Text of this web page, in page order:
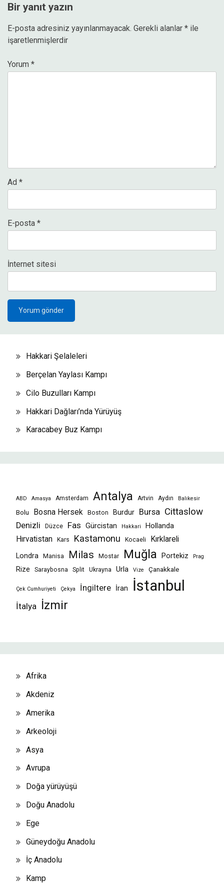
Bir yanıt yazın
E-posta adresiniz yayınlanmayacak. Gerekli alanlar * ile
işaretlenmişlerdir
Yorum *
Ad *
E-posta *
İnternet sitesi
Hakkari Şelaleleri
Berçelan Yaylası Kampı
Cilo Buzulları Kampı
Hakkari Dağları’nda Yürüyüş
Karacabey Buz Kampı
ABD Amasya Amsterdam Antalya Artvin Aydın Balıkesir
Bolu Bosna Hersek Boston Burdur Bursa Cittaslow
Denizli Düzce Fas Gürcistan Hakkari
Hollanda
Hırvatistan
Kars Kastamonu Kocaeli
Kırklareli
Londra
Manisa Milas Mostar Muğla Portekiz Prag
Rize Saraybosna Split Ukrayna Urla Vize Çanakkale
Çek Cumhuriyeti Çekya İngiltere İran İstanbul
İtalya İzmir
Afrika
Akdeniz
Amerika
Arkeoloji
Asya
Avrupa
Doğa yürüyüşü
Doğu Anadolu
Ege
Güneydoğu Anadolu
İç Anadolu
Kamp